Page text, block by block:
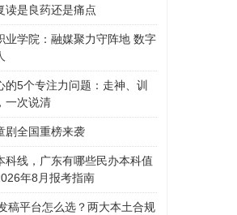
读是良药还是痛点
业学院：融媒聚力守阵地 数字
的5个专注力问题：走神、训
一次说清
剧全国重榜来袭
科线，广东有哪些民办本科值
年8月报考指南
稿平台怎么选？两大本土合规